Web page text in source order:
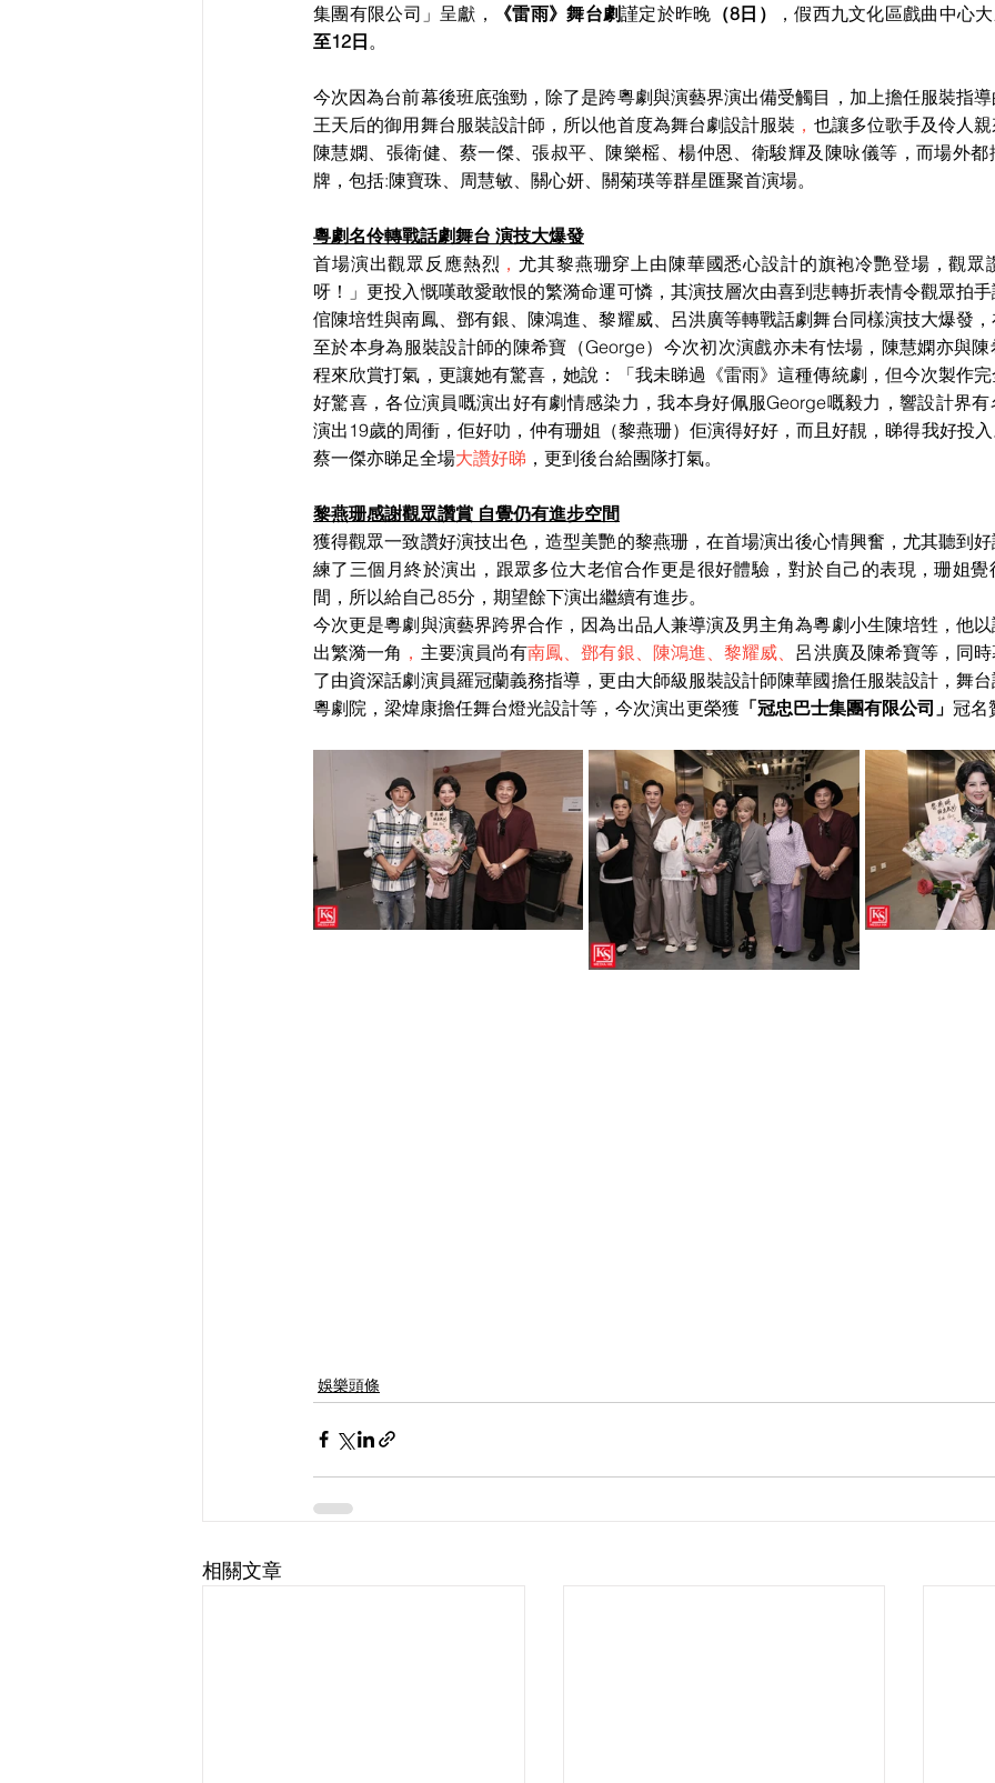
集團有限公司」呈獻，
《雷雨》舞台劇謹定於昨晚 （8日）
，假西九文化區戲曲中心
至12日 。
今次因為台前幕後班底強勁，除了是跨粵劇與演藝界演出備受觸目，加上擔任服裝指
王天后的御用舞台服裝設計師，所以他首度為舞台劇設計服裝 ， 也讓多位歌手及伶人
陳慧嫻、張衛健、蔡一傑、張叔平、陳樂榣、楊仲恩、衛駿輝及陳咏儀等，而場外
牌，包括:陳寶珠、周慧敏、關心妍、關菊瑛等群星匯聚首演場。
粵劇名伶轉戰話劇舞台 演技大爆發
首場演出觀眾反應熱烈 ， 尤其黎燕珊穿上由陳華國悉心設計的旗袍冷艷登場，觀眾
呀！」更投入慨嘆敢愛敢恨的繁漪命運可憐，其演技層次由喜到悲轉折表情令觀眾拍
倌陳培甡與南鳳、鄧有銀、陳鴻進、黎耀威、呂洪廣等轉戰話劇舞台同樣演技大爆發
至於本身為服裝設計師的陳希寶（George）今次初次演戲亦未有怯場，陳慧嫻亦與
程來欣賞打氣，更讓她有驚喜，她說：「我未睇過《雷雨》這種傳統劇，但今次製作
好驚喜，各位演員嘅演出好有劇情感染力，我本身好佩服George嘅毅力，響設計界
演出19歲的周衝，佢好叻，仲有珊姐（黎燕珊）佢演得好好，而且好靚，睇得我好投
蔡一傑亦睇足全場大讚好睇 ，更到後台給團隊打氣。
黎燕珊感謝觀眾讚賞 自覺仍有進步空間
獲得觀眾一致讚好演技出色，造型美艷的黎燕珊，在首場演出後心情興奮，尤其聽到
練了三個月終於演出，跟眾多位大老倌合作更是很好體驗，對於自己的表現，珊姐
間，所以給自己85分，期望餘下演出繼續有進步。
今次更是粵劇與演藝界跨界合作，因為出品人兼導演及男主角為粵劇小生陳培甡，他
出繁漪一角 ， 主要演員尚有南鳳、鄧有銀、陳鴻進、黎耀威
呂洪廣及陳希寶等，同
了由資深話劇演員羅冠蘭義務指導，更由大師級服裝設計師陳華國擔任服裝設計，舞
粵劇院，梁煒康擔任舞台燈光設計等，今次演出更榮獲 「冠忠巴士集團有限公司」 冠名
娛樂頭條
相關文章